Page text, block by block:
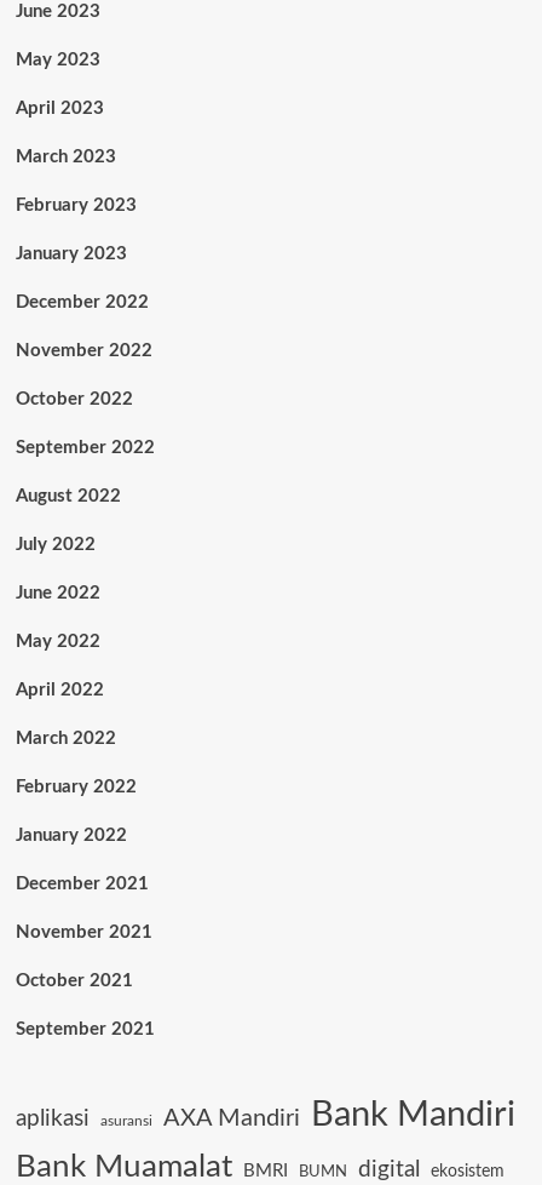
June 2023
May 2023
April 2023
March 2023
February 2023
January 2023
December 2022
November 2022
October 2022
September 2022
August 2022
July 2022
June 2022
May 2022
April 2022
March 2022
February 2022
January 2022
December 2021
November 2021
October 2021
September 2021
aplikasi asuransi AXA Mandiri Bank Mandiri
Bank Muamalat BMRI BUMN digital ekosistem